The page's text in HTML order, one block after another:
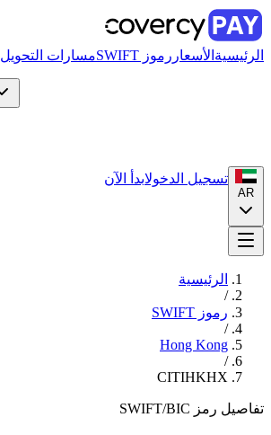
الرئيسية الأسعار رموز SWIFT مسارات التحويل
AR
تسجيل الدخولابدأ الآن
الرئيسية
/
رموز SWIFT
/
Hong Kong
/
CITIHKHX
تفاصيل رمز SWIFT/BIC